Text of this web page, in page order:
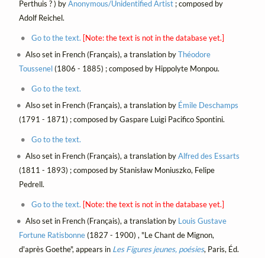
Perthuis ? ) byAnonymous/Unidentified Artist; composed by
Adolf Reichel.
Go to the text. [Note: the text is not in the database yet.]
Also set in French (Français), a translation byThéodore
Toussenel(1806 - 1885) ; composed by Hippolyte Monpou.
Go to the text.
Also set in French (Français), a translation by Émile Deschamps
(1791 - 1871) ; composed by Gaspare Luigi Pacifico Spontini.
Go to the text.
Also set in French (Français), a translation byAlfred des Essarts
(1811 - 1893) ; composed by Stanisław Moniuszko, Felipe
Pedrell.
Go to the text. [Note: the text is not in the database yet.]
Also set in French (Français), a translation by Louis Gustave
Fortune Ratisbonne(1827 - 1900) , "Le Chant de Mignon,
d'après Goethe", appears in Les Figures jeunes, poésies, Paris, Éd.